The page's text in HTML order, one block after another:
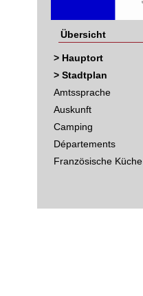
Übersicht
> Hauptort
> Stadtplan
Amtssprache
Auskunft
Camping
Départements
Französische Küche